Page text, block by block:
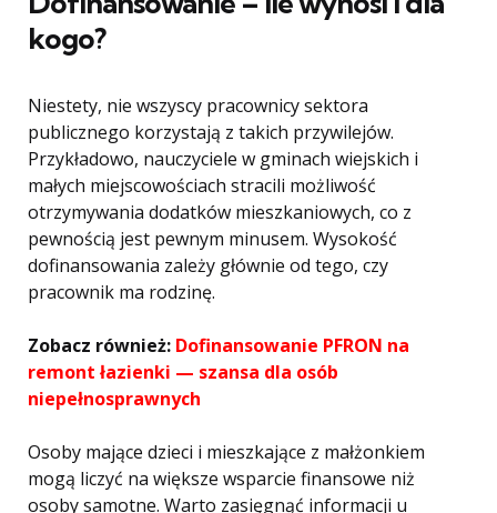
kogo?
Niestety, nie wszyscy pracownicy sektora
publicznego korzystają z takich przywilejów.
Przykładowo, nauczyciele w gminach wiejskich i
małych miejscowościach stracili możliwość
otrzymywania dodatków mieszkaniowych, co z
pewnością jest pewnym minusem. Wysokość
dofinansowania zależy głównie od tego, czy
pracownik ma rodzinę.
Zobacz również: Dofinansowanie PFRON na
remont łazienki — szansa dla osób
niepełnosprawnych
Osoby mające dzieci i mieszkające z małżonkiem
mogą liczyć na większe wsparcie finansowe niż
osoby samotne. Warto zasięgnąć informacji u